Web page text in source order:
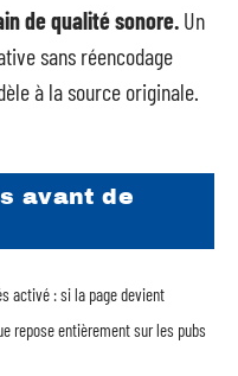
de qualité sonore. Un
sans réencodage
à la source originale.
avant de
activé : si la page devient
repose entièrement sur les pubs